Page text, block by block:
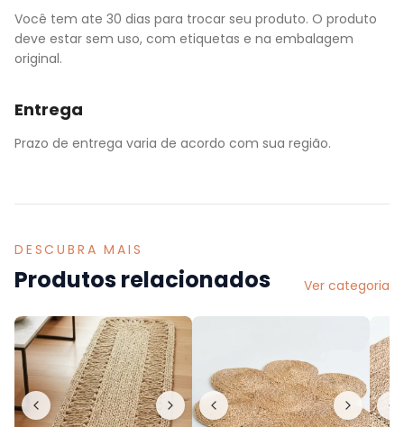
Você tem ate 30 dias para trocar seu produto. O produto
deve estar sem uso, com etiquetas e na embalagem
original.
Entrega
Prazo de entrega varia de acordo com sua região.
DESCUBRA MAIS
Produtos relacionados Ver categoria